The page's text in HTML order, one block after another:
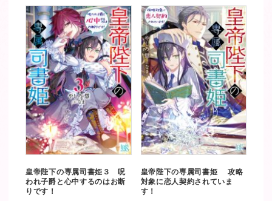
皇帝陛下の専属司書姫３ 呪
われ子爵と心中するのはお断
りです！
皇帝陛下の専属司書姫 攻略
対象に恋人契約されていま
す！